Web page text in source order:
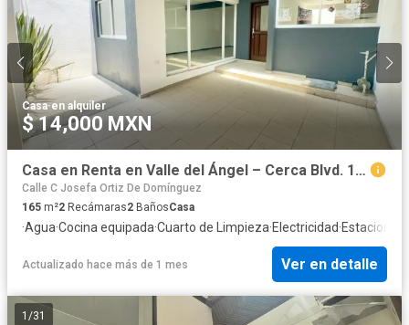
Casa·en alquiler
$ 14,000 MXN
Casa en Renta en Valle del Ángel – Cerca Blvd. 15 de Mayo y San Felipe Casa de un Solo Piso
Calle C Josefa Ortiz De Domínguez
165 m²2 Recámaras2 BañosCasa
·Agua·Cocina equipada·Cuarto de Limpieza·Electricidad·
Actualizado hace más de 1 mes Ver en detalle
1 /31